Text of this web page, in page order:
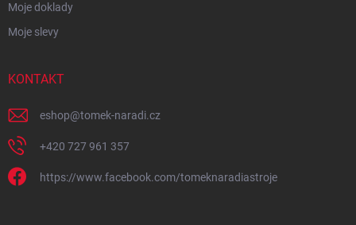
Moje doklady
Moje slevy
KONTAKT
eshop@tomek-naradi.cz
+420 727 961 357
https://www.facebook.com/tomeknaradiastroje